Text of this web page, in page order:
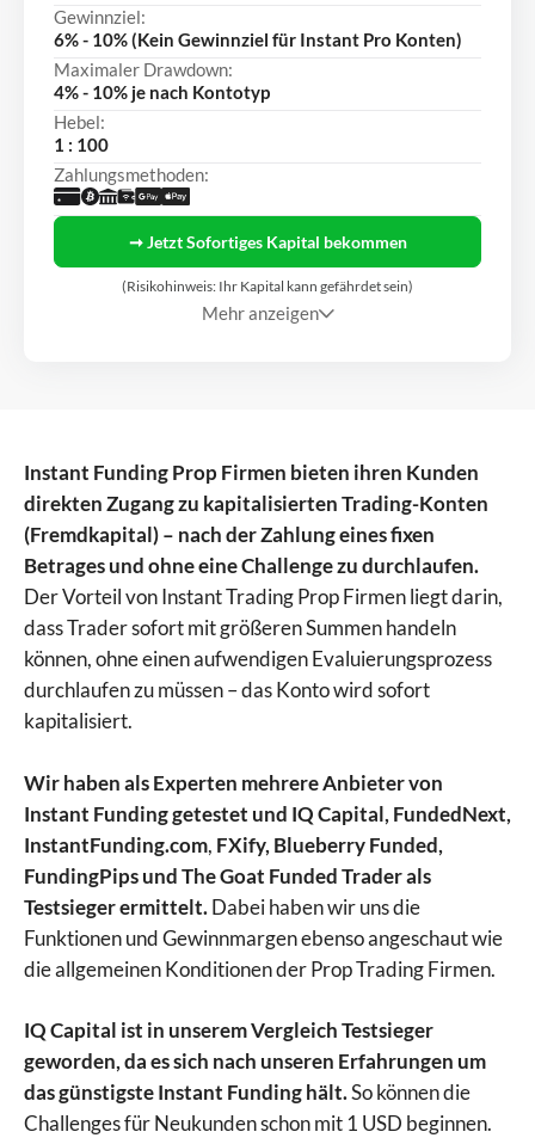
Gewinnziel:
6% - 10% (Kein Gewinnziel für Instant Pro Konten)
Maximaler Drawdown:
4% - 10% je nach Kontotyp
Hebel:
1 : 100
Zahlungsmethoden:
➞ Jetzt Sofortiges Kapital bekommen
(Risikohinweis: Ihr Kapital kann gefährdet sein)
Mehr anzeigen
Instant Funding Prop Firmen bieten ihren Kunden
direkten Zugang zu kapitalisierten Trading-Konten
(Fremdkapital) – nach der Zahlung eines fixen
Betrages und ohne eine Challenge zu durchlaufen.
Der Vorteil von Instant Trading Prop Firmen liegt darin,
dass Trader sofort mit größeren Summen handeln
können, ohne einen aufwendigen Evaluierungsprozess
durchlaufen zu müssen – das Konto wird sofort
kapitalisiert.
Wir haben als Experten mehrere Anbieter von
Instant Funding getestet und IQ Capital, FundedNext,
InstantFunding.com, FXify, Blueberry Funded,
FundingPipsund The Goat Funded Trader als
Testsieger ermittelt.Dabei haben wir uns die
Funktionen und Gewinnmargen ebenso angeschaut wie
die allgemeinen Konditionen der Prop Trading Firmen.
IQ Capital ist in unserem Vergleich Testsieger
geworden, da es sich nach unseren Erfahrungen um
das günstigste Instant Funding hält.So können die
Challenges für Neukunden schon mit 1 USD beginnen.